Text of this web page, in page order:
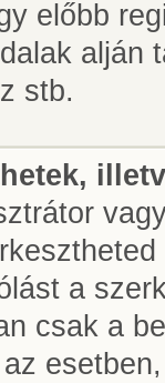
előbb
alján
stb.
a
csak a